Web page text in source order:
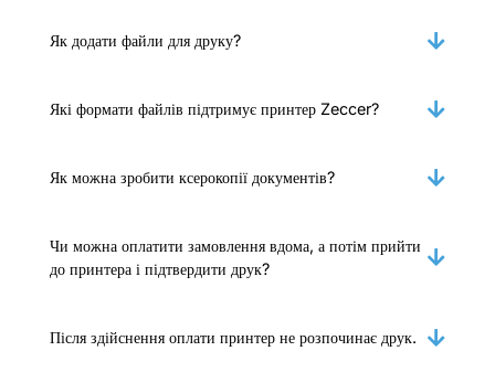
Як додати файли для друку?
Які формати файлів підтримує принтер Zeccer?
Як можна зробити ксерокопії документів?
Чи можна оплатити замовлення вдома, а потім прийти
до принтера і підтвердити друк?
Після здійснення оплати принтер не розпочинає друк.